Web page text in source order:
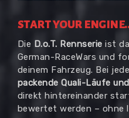
START YOUR
Die D.o.T. Rennserie ist
German-RaceWars und
deinem Fahrzeug. Bei
packende Quali-Läufe
direkt hintereinander
bewertet werden – ohne